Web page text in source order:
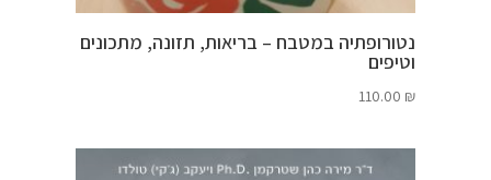
נטורופתיה במטבח – בריאות, תזונה, מתכונים
וטיפים
110.00 ₪